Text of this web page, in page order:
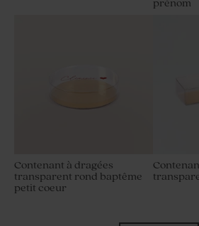
prénom
Contenant à dragées
transparent rond baptême
petit coeur